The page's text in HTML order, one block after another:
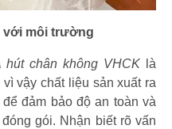
với môi trường
hút chân không VHCKlà
vậy chất liệu sản xuất ra
đảm bảo độ an toàn và
gói. Nhận biết rõ vấn